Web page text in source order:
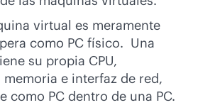
virtual es meramente
como PC físico. Una
su propia CPU,
e interfaz de red,
como PC dentro de una PC.